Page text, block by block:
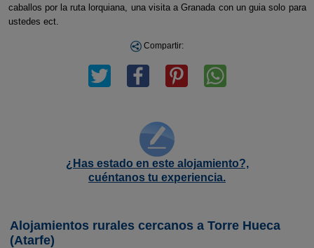
caballos por la ruta lorquiana, una visita a Granada con un guia solo para
ustedes ect.
Compartir:
¿Has estado en este alojamiento?,
cuéntanos tu experiencia.
Alojamientos rurales cercanos a Torre Hueca
(Atarfe)